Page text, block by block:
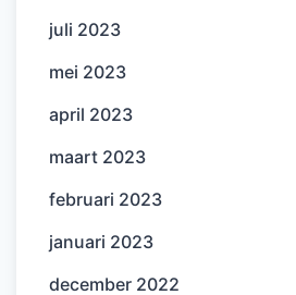
juli 2023
mei 2023
april 2023
maart 2023
februari 2023
januari 2023
december 2022